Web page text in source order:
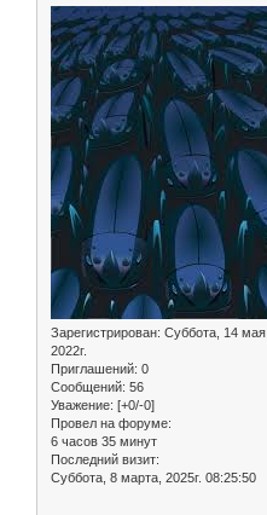
Зарегистрирован: Суббота, 14 мая,
2022г.
Приглашений: 0
Сообщений: 56
Уважение: [+0/-0]
Провел на форуме:
6 часов 35 минут
Последний визит:
Суббота, 8 марта, 2025г. 08:25:50